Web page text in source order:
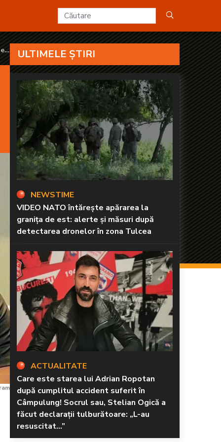
frânte” - KANAL D2
ULTIMELE ȘTIRI
NEWSTIME
VIDEO NATO întărește apărarea la
granița de est: alerte și măsuri după
detectarea dronelor în zona Tulcea
ACTUALITATE
Care este starea lui Adrian Ropotan
după cumplitul accident suferit în
Câmpulung! Socrul sau, Stelian Ogică a
făcut declarații tulburătoare: „L-au
resuscitat...”